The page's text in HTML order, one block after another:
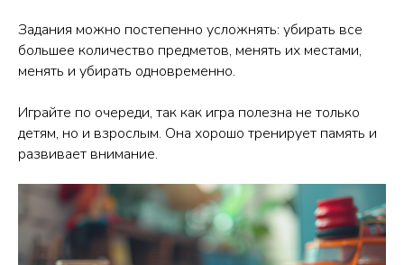
Задания можно постепенно усложнять: убирать все
большее количество предметов, менять их местами,
менять и убирать одновременно.
Играйте по очереди, так как игра полезна не только
детям, но и взрослым. Она хорошо тренирует память и
развивает внимание.